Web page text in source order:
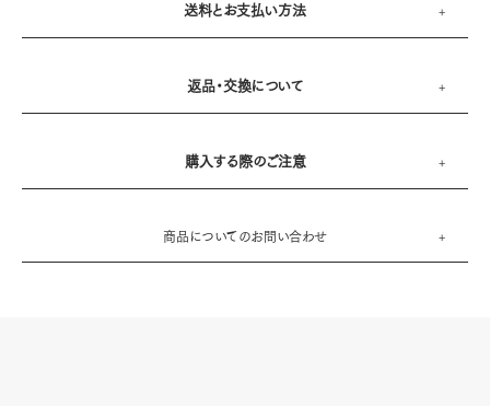
送料とお支払い方法
返品・交換について
購入する際のご注意
商品についてのお問い合わせ